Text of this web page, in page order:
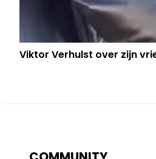
Viktor Verhulst over zijn